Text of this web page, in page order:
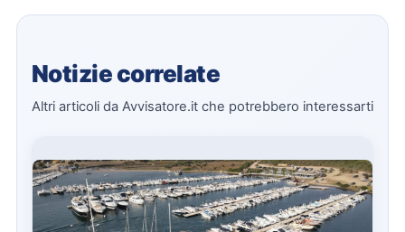
Notizie correlate
Altri articoli da Avvisatore.it che potrebbero interessarti